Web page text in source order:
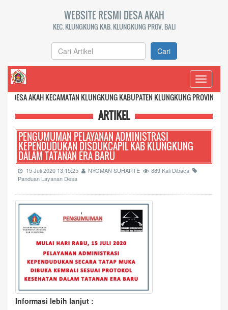
WEBSITE RESMI DESA AKAH
KEC. KLUNGKUNG KAB. KLUNGKUNG PROV. BALI
Cari
Toggle
KECAMATAN KLUNGKUNG KABUPATEN KLUNGKUNG PROVINSI BALI
ARTIKEL
PENGUMUMAN PELAYANAN ADMINISTRASI
KEPENDUDUKAN DISDUKCAPIL KAB KLUNGKUNG
DALAM TATANAN ERA BARU
15 Juli 2020 13:15:25 NYOMAN SUHARTE
889 Kali Dibaca
Panduan Layanan Desa
Informasi lebih lanjut :